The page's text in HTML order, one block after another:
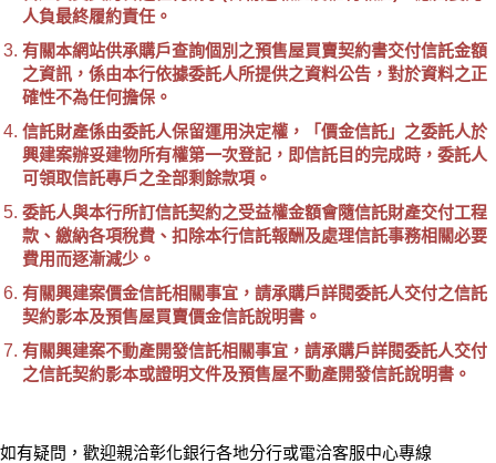
人負最終履約責任。
有關本網站供承購戶查詢個別之預售屋買賣契約書交付信託金額
之資訊，係由本行依據委託人所提供之資料公告，對於資料之正
確性不為任何擔保。
信託財產係由委託人保留運用決定權，「價金信託」之委託人於
興建案辦妥建物所有權第一次登記，即信託目的完成時，委託人
可領取信託專戶之全部剩餘款項。
委託人與本行所訂信託契約之受益權金額會隨信託財產交付工程
款、繳納各項稅費、扣除本行信託報酬及處理信託事務相關必要
費用而逐漸減少。
有關興建案價金信託相關事宜，請承購戶詳閱委託人交付之信託
契約影本及預售屋買賣價金信託說明書。
有關興建案不動產開發信託相關事宜，請承購戶詳閱委託人交付
之信託契約影本或證明文件及預售屋不動產開發信託說明書。
如有疑問，歡迎親洽彰化銀行各地分行或電洽客服中心專線